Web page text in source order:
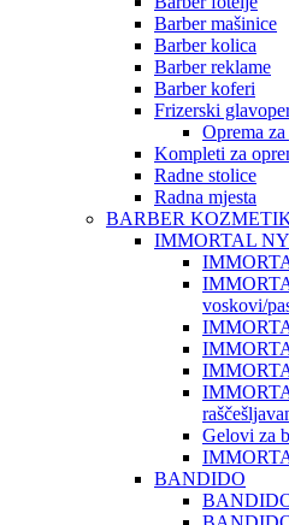
Barber mašinice
Barber kolica
Barber reklame
Barber koferi
Frizerski
Oprema
Kompleti za
Radne stolice
Radna mjesta
BARBER
IMMORTAL
voskovi/
Gelovi za
BANDIDO